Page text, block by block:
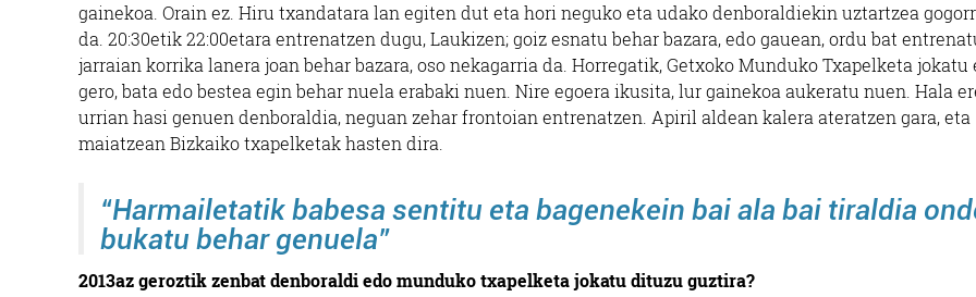
gainekoa. Orain ez. Hiru txandatara lan egiten dut eta hori neguko eta udako denboraldiekin uztartzea
da. 20:30etik 22:00etara entrenatzen dugu, Laukizen; goiz esnatu behar bazara, edo gauean, ordu bat
jarraian korrika lanera joan behar bazara, oso nekagarria da. Horregatik, Getxoko Munduko Txapelketa jokatu
gero, bata edo bestea egin behar nuela erabaki nuen. Nire egoera ikusita, lur gainekoa aukeratu nuen. Hala
urrian hasi genuen denboraldia, neguan zehar frontoian entrenatzen. Apiril aldean kalera ateratzen gara, eta
maiatzean Bizkaiko txapelketak hasten dira.
“Harmailetatik babesa sentitu eta bagenekein bai ala bai tiraldia
bukatu behar genuela”
2013az geroztik zenbat denboraldi edo munduko txapelketa jokatu dituzu guztira?